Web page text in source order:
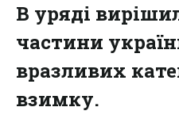
В уряді
частини
вразливих
взимку.